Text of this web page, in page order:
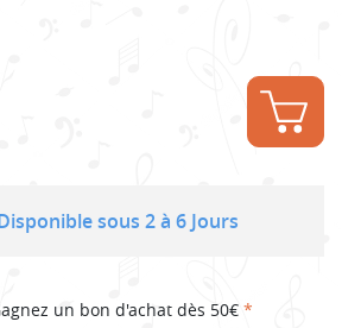
sous 2 à 6 Jours
un bon d'achat dès 50€ *